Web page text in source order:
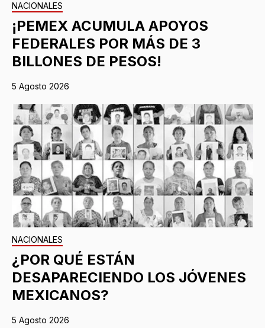
NACIONALES
¡PEMEX ACUMULA APOYOS
FEDERALES POR MÁS DE 3
BILLONES DE PESOS!
5 Agosto 2026
NACIONALES
¿POR QUÉ ESTÁN
DESAPARECIENDO LOS JÓVENES
MEXICANOS?
5 Agosto 2026